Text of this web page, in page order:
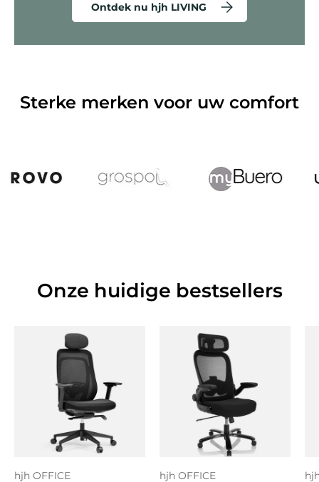
Ontdek nu hjh LIVING
Sterke merken voor uw comfort
Onze huidige bestsellers
hjh OFFICE hjh OFFICE